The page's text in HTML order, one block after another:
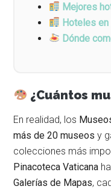
Mejores
Hoteles en
Dónde
¿Cuántos
En realidad, los
más de 20 museos y
colecciones más
Pinacoteca Vaticana
Galerías de Mapas,